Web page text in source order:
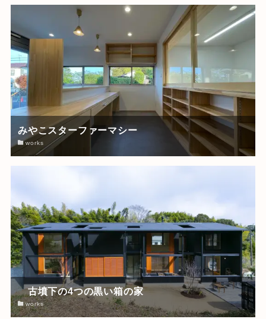
みやこスターファーマシー
works
古墳下の4つの黒い箱の家
works